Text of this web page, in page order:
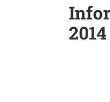
2014